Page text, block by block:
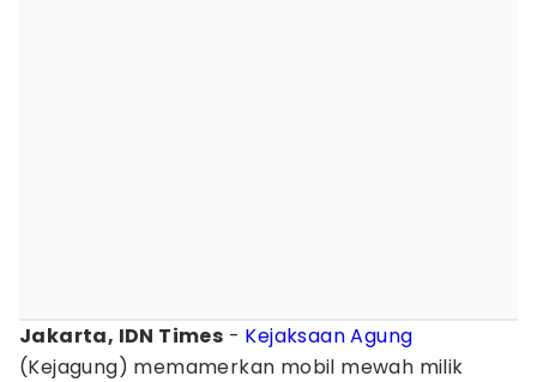
Jakarta, IDN Times - Kejaksaan Agung
(Kejagung) memamerkan mobil mewah milik